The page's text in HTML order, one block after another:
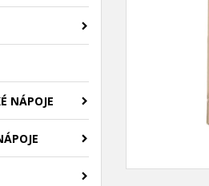
NÁPOJE